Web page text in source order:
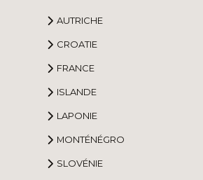
AUTRICHE
CROATIE
FRANCE
ISLANDE
LAPONIE
MONTÉNÉGRO
SLOVÉNIE